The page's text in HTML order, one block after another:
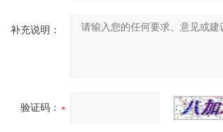
补充说明：
验证码：